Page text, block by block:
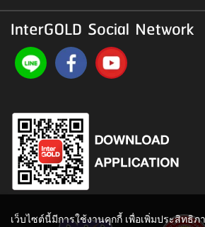
InterGOLD Social Network
เว็บไซต์นี้มีการใช้งานคุกกี้ เพื่อเพิ่มประสิทธิ